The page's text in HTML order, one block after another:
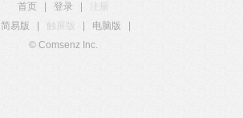
首页 登录
注册
简易版
触屏版 电脑版
© Comsenz Inc.